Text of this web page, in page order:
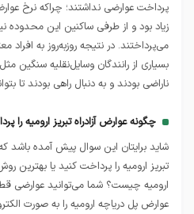
پرداخت عوارضی نداشتند؛ چراکه نرخ
زیاد بود و از طرفی ساکنین این محدوده
می‌پرداختند. در نتیجه روزبه‌روز به
بسیاری از رانندگان وسایل‌نقلیه
ناراضی بودند و به دنبال راهی بودند تا
چگونه عوارض آزادراه تبریز ارومیه را
شاید برایتان این سوال پیش آمده باشد
تبریز ارومیه را پرداخت کنید یا بهترین
عوارض پل دریاچه ارومیه را به صورت